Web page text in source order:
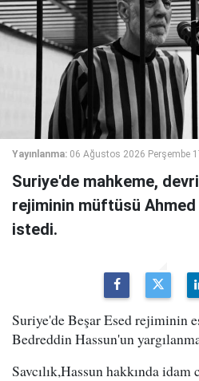
Yayınlanma: 06 Ağustos 2026 Perşembe
Suriye'de mahkeme,
rejiminin müftüsü Ahmed
istedi.
Suriye'de Beşar Esed rejiminin
Bedreddin Hassun'un
Savcılık,Hassun hakkında idam